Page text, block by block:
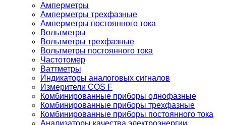
Амперметры
Амперметры трехфазные
Амперметры постоянного тока
Вольтметры
Вольтметры трехфазные
Вольтметры постоянного тока
Частотомер
Ваттметры
Индикаторы аналоговых сигналов
Измерители COS F
Комбинированные приборы однофазные
Комбинированные приборы трехфазные
Комбинированные приборы постоянного тока
Анализаторы качества электроэнергии